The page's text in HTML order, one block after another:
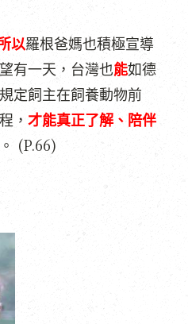
以羅根爸媽也積極宣導
有一天，台灣也能如德
定飼主在飼養動物前
， 才能真正了解、陪伴
。 (P.66)